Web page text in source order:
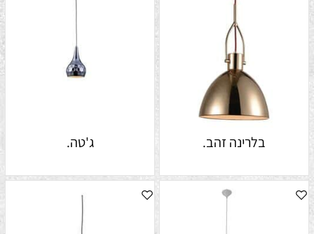
בלרינה זהב. ג'טה.